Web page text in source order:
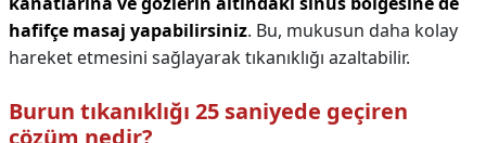
hafifçe masaj yapabilirsiniz. Bu, mukusun daha kolay
hareket etmesini sağlayarak tıkanıklığı azaltabilir.
Burun tıkanıklığı 25 saniyede geçiren
çözüm nedir?